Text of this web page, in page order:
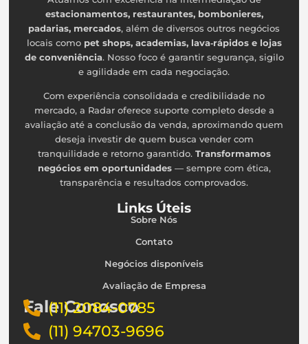
estacionamentos, restaurantes, bombonieres,
padarias, mercados, além de diversos outros negócios
locais como pet shops, academias, lava‑rápidos e lojas
de conveniência. Nosso foco é garantir segurança, sigilo
e agilidade em cada negociação.
Com experiência consolidada e credibilidade no
mercado, a Radar oferece suporte completo desde a
avaliação até a conclusão da venda, aproximando quem
deseja investir de quem busca vender com
tranquilidade e retorno garantido. Transformamos
negócios em oportunidades— sempre com ética,
transparência e resultados comprovados.
Links Úteis
Sobre Nós
Contato
Negócios disponíveis
Avaliação de Empresa
Fale Conosco
(11) 2084-0785
(11) 94703-9696